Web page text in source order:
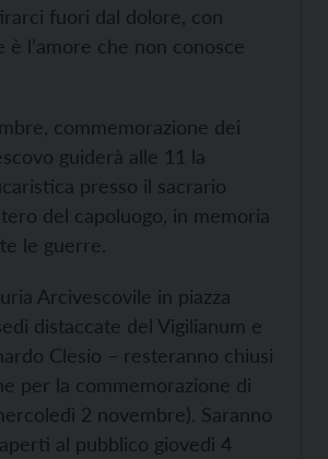
fuori dal dolore, con
è l’amore che non conosce
commemorazione dei
guiderà alle 11 la
presso il sacrario
del capoluogo, in memoria
le guerre.
Arcivescovile in piazza
distaccate del Vigilianum e
Clesio – resteranno chiusi
per la commemorazione di
2 novembre). Saranno
al pubblico giovedì 4